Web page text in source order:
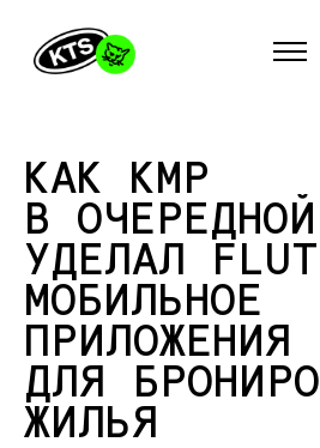
КАК KMP
В
УДЕЛАЛ
МОБИЛЬНОЕ
ПРИЛОЖЕНИЯ
ДЛЯ
ЖИЛЬЯ